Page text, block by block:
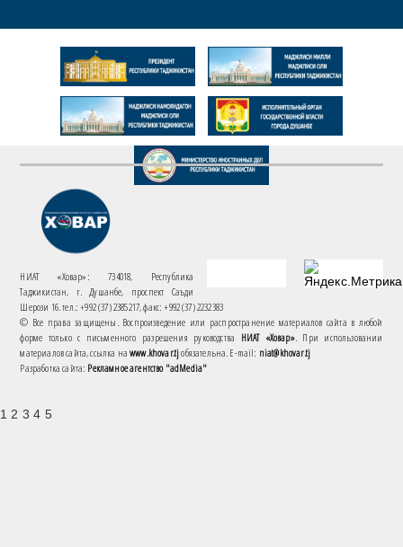
НИАТ «Ховар»: 734018, Республика
Таджикистан, г. Душанбе, проспект Саъди
Шерози 16. тел.: +992 (37) 2385217, факс: +992 (37) 2232383
© Все права защищены. Воспроизведение или распространение материалов сайта в любой
форме только с письменного разрешения руководства НИАТ «Ховар». При использовании
материалов сайта, ссылка наwww.khovar.tjобязательна. E-mail: niat@khovar.tj
Разработка сайта: Рекламное агентство "adMedia"
1 2 3 4 5